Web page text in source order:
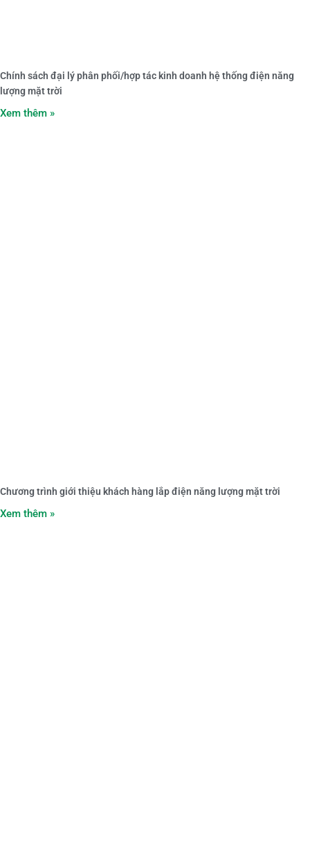
Chính sách đại lý phân phối/hợp tác kinh doanh hệ thống điện năng
lượng mặt trời
Xem thêm »
Chương trình giới thiệu khách hàng lắp điện năng lượng mặt trời
Xem thêm »